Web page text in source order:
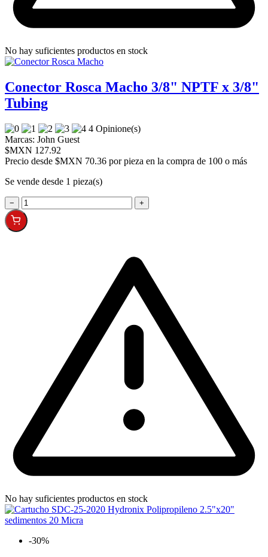
No hay suficientes productos en stock
Conector Rosca Macho 3/8" NPTF x 3/8"
Tubing
4 Opinione(s)
Marcas: John Guest
$MXN 127.92
Precio desde $MXN 70.36 por pieza en la compra de 100 o más
Se vende desde 1 pieza(s)
− +
No hay suficientes productos en stock
-30%